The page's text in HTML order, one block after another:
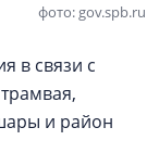
фото: gov.spb.ru
в связи с
и район